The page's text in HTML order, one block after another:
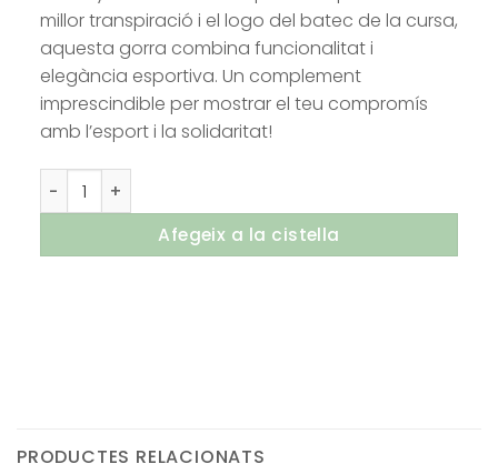
millor transpiració i el logo del batec de la cursa,
aquesta gorra combina funcionalitat i
elegància esportiva. Un complement
imprescindible per mostrar el teu compromís
amb l’esport i la solidaritat!
quantitat de Gorra Tarraco Health Race
Afegeix a la cistella
PRODUCTES RELACIONATS